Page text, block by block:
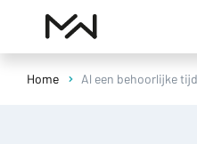
Home Al een behoorlijke